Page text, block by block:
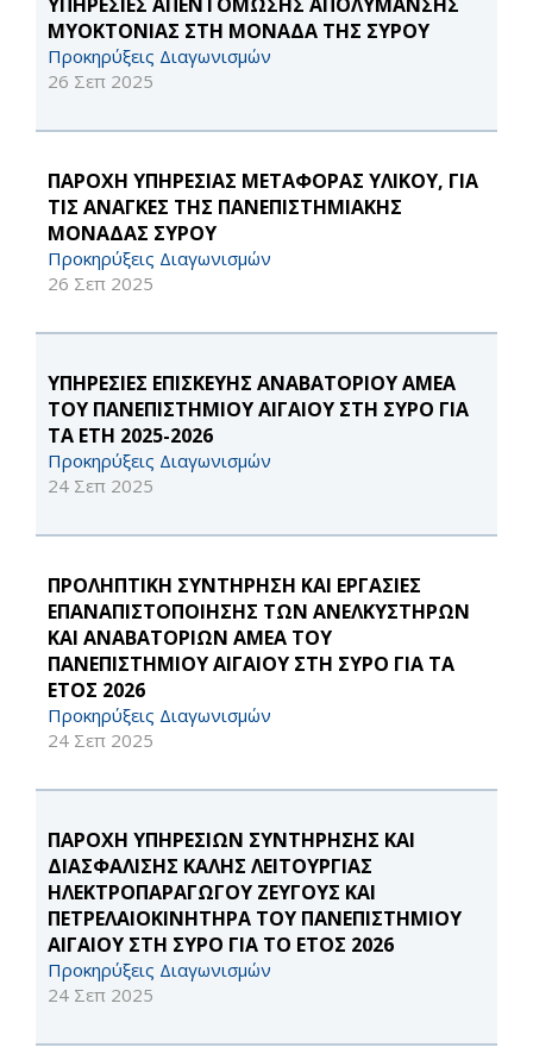
ΜΥΟΚΤΟΝΙΑΣ ΣΤΗ ΜΟΝΑΔΑ ΤΗΣ ΣΥΡΟΥ
Προκηρύξεις Διαγωνισμών
26 Σεπ 2025
ΠΑΡΟΧΗ ΥΠΗΡΕΣΙΑΣ ΜΕΤΑΦΟΡΑΣ ΥΛΙΚΟΥ, ΓΙΑ
ΤΙΣ ΑΝΑΓΚΕΣ ΤΗΣ ΠΑΝΕΠΙΣΤΗΜΙΑΚΗΣ
ΜΟΝΑΔΑΣ ΣΥΡΟΥ
Προκηρύξεις Διαγωνισμών
26 Σεπ 2025
ΥΠΗΡΕΣΙΕΣ ΕΠΙΣΚΕΥΗΣ ΑΝΑΒΑΤΟΡΙΟΥ ΑΜΕΑ
ΤΟΥ ΠΑΝΕΠΙΣΤΗΜΙΟΥ ΑΙΓΑΙΟΥ ΣΤΗ ΣΥΡΟ ΓΙΑ
ΤΑ ΕΤΗ 2025-2026
Προκηρύξεις Διαγωνισμών
24 Σεπ 2025
ΠΡΟΛΗΠΤΙΚΗ ΣΥΝΤΗΡΗΣΗ ΚΑΙ ΕΡΓΑΣΙΕΣ
ΕΠΑΝΑΠΙΣΤΟΠΟΙΗΣΗΣ ΤΩΝ ΑΝΕΛΚΥΣΤΗΡΩΝ
ΚΑΙ ΑΝΑΒΑΤΟΡΙΩΝ ΑΜΕΑ ΤΟΥ
ΠΑΝΕΠΙΣΤΗΜΙΟΥ ΑΙΓΑΙΟΥ ΣΤΗ ΣΥΡΟ ΓΙΑ ΤΑ
ΕΤΟΣ 2026
Προκηρύξεις Διαγωνισμών
24 Σεπ 2025
ΠΑΡΟΧΗ ΥΠΗΡΕΣΙΩΝ ΣΥΝΤΗΡΗΣΗΣ ΚΑΙ
ΔΙΑΣΦΑΛΙΣΗΣ ΚΑΛΗΣ ΛΕΙΤΟΥΡΓΙΑΣ
ΗΛΕΚΤΡΟΠΑΡΑΓΩΓΟΥ ΖΕΥΓΟΥΣ ΚΑΙ
ΠΕΤΡΕΛΑΙΟΚΙΝΗΤΗΡΑ ΤΟΥ ΠΑΝΕΠΙΣΤΗΜΙΟΥ
ΑΙΓΑΙΟΥ ΣΤΗ ΣΥΡΟ ΓΙΑ ΤΟ ΕΤΟΣ 2026
Προκηρύξεις Διαγωνισμών
24 Σεπ 2025